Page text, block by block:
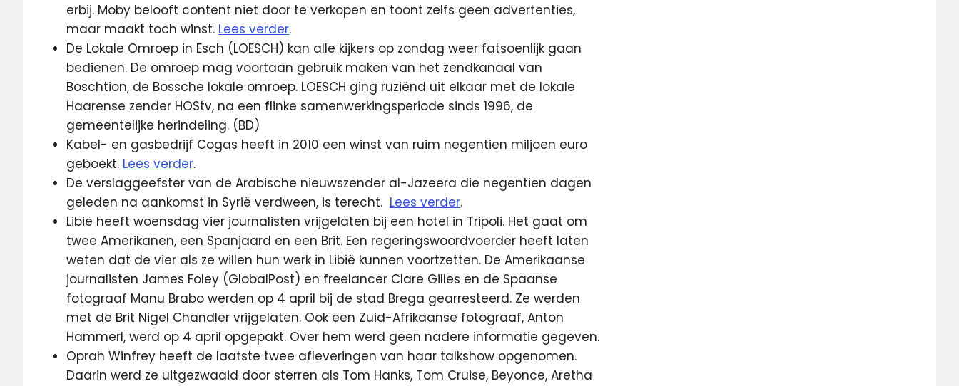
erbij. Moby belooft content niet door te verkopen en toont zelfs geen advertenties,
maar maakt toch winst. Lees verder.
De Lokale Omroep in Esch (LOESCH) kan alle kijkers op zondag weer fatsoenlijk gaan
bedienen. De omroep mag voortaan gebruik maken van het zendkanaal van
Boschtion, de Bossche lokale omroep. LOESCH ging ruziënd uit elkaar met de lokale
Haarense zender HOStv, na een flinke samenwerkingsperiode sinds 1996, de
gemeentelijke herindeling. (BD)
Kabel- en gasbedrijf Cogas heeft in 2010 een winst van ruim negentien miljoen euro
geboekt. Lees verder.
De verslaggeefster van de Arabische nieuwszender al-Jazeera die negentien dagen
geleden na aankomst in Syrië verdween, is terecht. Lees verder.
Libië heeft woensdag vier journalisten vrijgelaten bij een hotel in Tripoli. Het gaat om
twee Amerikanen, een Spanjaard en een Brit. Een regeringswoordvoerder heeft laten
weten dat de vier als ze willen hun werk in Libië kunnen voortzetten. De Amerikaanse
journalisten James Foley (GlobalPost) en freelancer Clare Gilles en de Spaanse
fotograaf Manu Brabo werden op 4 april bij de stad Brega gearresteerd. Ze werden
met de Brit Nigel Chandler vrijgelaten. Ook een Zuid-Afrikaanse fotograaf, Anton
Hammerl, werd op 4 april opgepakt. Over hem werd geen nadere informatie gegeven.
Oprah Winfrey heeft de laatste twee afleveringen van haar talkshow opgenomen.
Daarin werd ze uitgezwaaid door sterren als Tom Hanks, Tom Cruise, Beyonce, Aretha